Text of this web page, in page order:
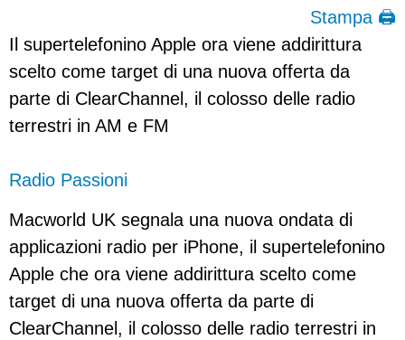
Stampa 🖨
Il supertelefonino Apple ora viene addirittura
scelto come target di una nuova offerta da
parte di ClearChannel, il colosso delle radio
terrestri in AM e FM
Radio Passioni
Macworld UK segnala una nuova ondata di
applicazioni radio per iPhone, il supertelefonino
Apple che ora viene addirittura scelto come
target di una nuova offerta da parte di
ClearChannel, il colosso delle radio terrestri in